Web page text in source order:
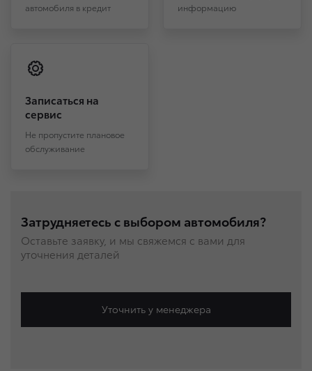
автомобиля в кредит
информацию
Записаться на
сервис
Не пропустите плановое
обслуживание
Затрудняетесь с выбором автомобиля?
Оставьте заявку, и мы свяжемся с вами для
уточнения деталей
Уточнить у менеджера